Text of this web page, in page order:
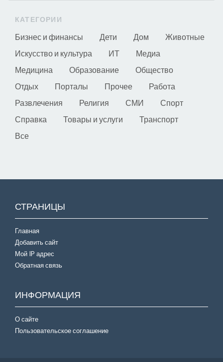
КАТЕГОРИИ
Бизнес и финансы Дети Дом
Животные
Искусство и культура
ИТ
Медиа
Медицина
Образование
Общество
Отдых
Порталы Прочее
Работа
Развлечения
Религия СМИ
Спорт
Справка
Товары и услуги
Транспорт
Все
СТРАНИЦЫ
Главная
Добавить сайт
Мой IP адрес
Обратная связь
ИНФОРМАЦИЯ
О сайте
Пользовательское соглашение